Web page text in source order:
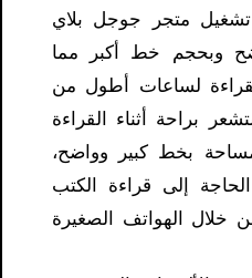
متجر جوجل بلاي
وبحجم خط أكبر مما
لساعات أطول من
براحة أثناء القراءة
بخط كبير وواضح،
إلى قراءة الكتب
خلال الهواتف الصغيرة